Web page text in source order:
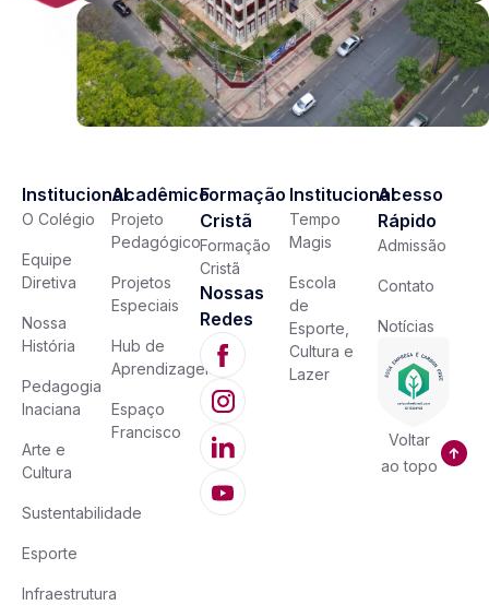
Institucional
O Colégio
Equipe
Diretiva
Nossa
História
Pedagogia
Inaciana
Arte e
Cultura
Sustentabilidade
Esporte
Infraestrutura
Acadêmico
Projeto
Pedagógico
Projetos
Especiais
Hub de
Aprendizagem
Espaço
Francisco
Formação
Cristã
Formação
Cristã
Nossas
Redes
Institucional
Tempo
Magis
Escola
de
Esporte,
Cultura e
Lazer
Acesso
Rápido
Admissão
Contato
Notícias
Voltar
ao topo